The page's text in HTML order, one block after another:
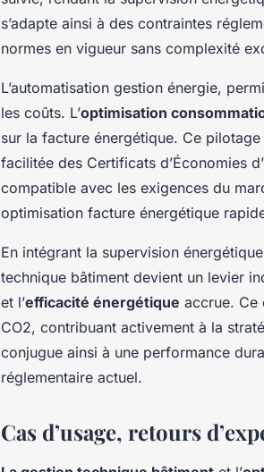
s’adapte ainsi à des contraintes
normes en vigueur sans complexité
L’automatisation gestion énergie,
les coûts. L’optimisation
sur la facture énergétique. Ce
facilitée des Certificats d’Économies
compatible avec les exigences du
optimisation facture énergétique
En intégrant la supervision
technique bâtiment devient un levier
et l’efficacité énergétique accrue. Ce
CO2, contribuant activement à la
conjugue ainsi à une performance
réglementaire actuel.
Cas d’usage, retours